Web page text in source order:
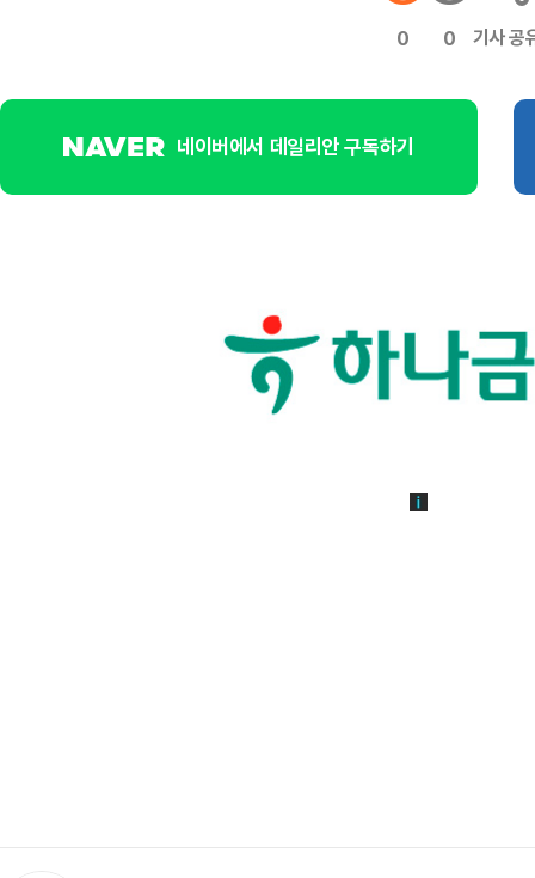
0 0 기사 공
네이버에서 데일리안 구독하기